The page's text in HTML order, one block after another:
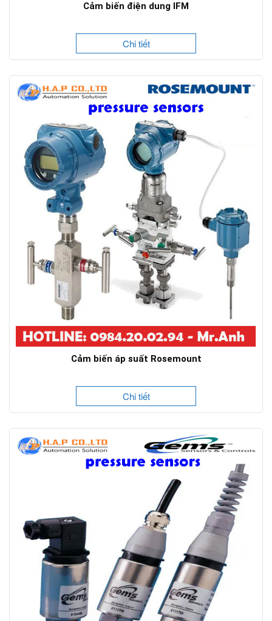
Cảm biến điện dung IFM
Chi tiết
Cảm biến áp suất Rosemount
Chi tiết